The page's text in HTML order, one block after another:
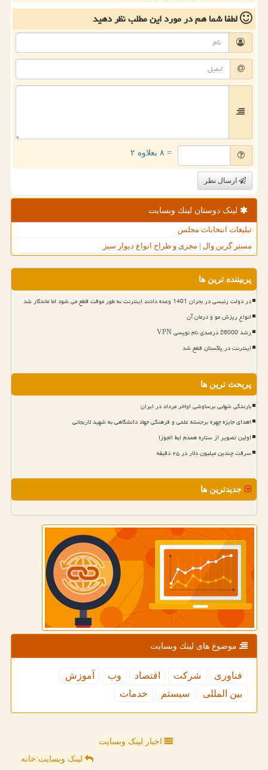
لطفا شما همدر مورد این مطلبنظر دهید
= ۸ بعلاوه ۲
ارسال نظر
لینک دوستان لینك وبسایت
تبلیغات انتخابات مجلس
مستر گرین وال | مجری و طراح انواع دیوار سبز
پربیننده ترین ها
در دولت رئیسی در بحران 1401 وعده دادند اینترنت به طور موقت قطع می شود اما ماندگار شد
انواع ریزش مو و درمان آن
رشد 26000 درصدی نام نویسی VPN
اینترنت در پاکستان قطع شد
پربحث ترین ها
بارندگی شهابی برساوشی اواخر مرداد در ایران
اهدای جایزه چهره برجسته علمی و فرهنگی جهاد دانشگاهی به شهید لاریجانی
اولین تصویر از ستاره همدم ابط الجوزا
سرقت چندین میلیون دلار در ۲۵ دقیقه
جدیدترین ها
موضوع های لینك وبسایت
فناوری شركت اقتصاد وب
آموزش
بین المللی
سیستم خدمات
اخبار لینک وبسایت
لینک وبسایت:خانه